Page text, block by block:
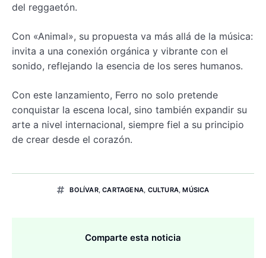
del reggaetón.
Con «Animal», su propuesta va más allá de la música:
invita a una conexión orgánica y vibrante con el
sonido, reflejando la esencia de los seres humanos.
Con este lanzamiento, Ferro no solo pretende
conquistar la escena local, sino también expandir su
arte a nivel internacional, siempre fiel a su principio
de crear desde el corazón.
BOLÍVAR,CARTAGENA, CULTURA,MÚSICA
Comparte esta noticia